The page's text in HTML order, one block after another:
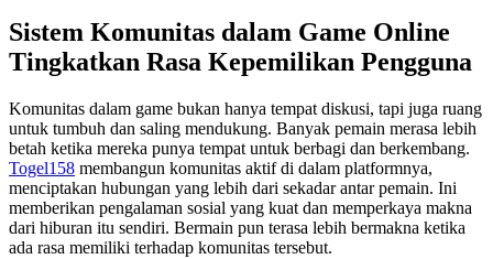
Sistem Komunitas dalam Game Online
Tingkatkan Rasa Kepemilikan Pengguna
Komunitas dalam game bukan hanya tempat diskusi, tapi juga ruang
untuk tumbuh dan saling mendukung. Banyak pemain merasa lebih
betah ketika mereka punya tempat untuk berbagi dan berkembang.
Togel158 membangun komunitas aktif di dalam platformnya,
menciptakan hubungan yang lebih dari sekadar antar pemain. Ini
memberikan pengalaman sosial yang kuat dan memperkaya makna
dari hiburan itu sendiri. Bermain pun terasa lebih bermakna ketika
ada rasa memiliki terhadap komunitas tersebut.